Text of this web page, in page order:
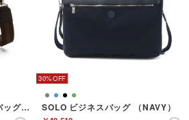
SOLO PER TE ショルダーバッグ （TERRACOTTA）
30%
SOLO ビジネスバッグ （NAVY）